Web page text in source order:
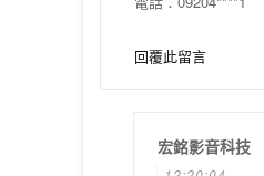
回覆此留言
宏銘影音科技